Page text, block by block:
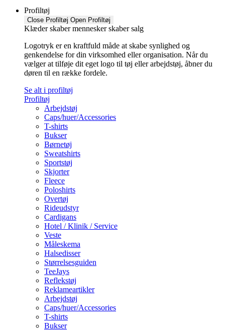
Profiltøj
Close Profiltøj Open Profiltøj
Klæder skaber mennesker skaber salg
Logotryk er en kraftfuld måde at skabe synlighed og
genkendelse for din virksomhed eller organisation. Når du
vælger at tilføje dit eget logo til tøj eller arbejdstøj, åbner du
døren til en række fordele.
Se alt i profiltøj
Profiltøj
Arbejdstøj
Caps/huer/Accessories
T-shirts
Bukser
Børnetøj
Sweatshirts
Sportstøj
Skjorter
Fleece
Poloshirts
Overtøj
Rideudstyr
Cardigans
Hotel / Klinik / Service
Veste
Måleskema
Halsedisser
Størrelsesguiden
TeeJays
Reflekstøj
Reklameartikler
Arbejdstøj
Caps/huer/Accessories
T-shirts
Bukser